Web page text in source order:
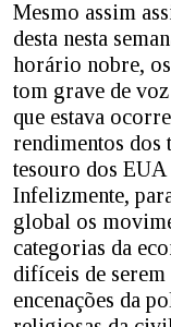
Mesmo assim
desta nesta
horário nobre,
tom grave de
que estava
rendimentos dos
tesouro dos EUA
Infelizmente,
global os
categorias da
difíceis de serem
encenações da